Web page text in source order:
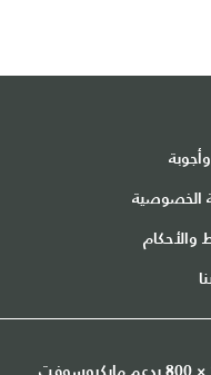
الخصوصية
والأحكام